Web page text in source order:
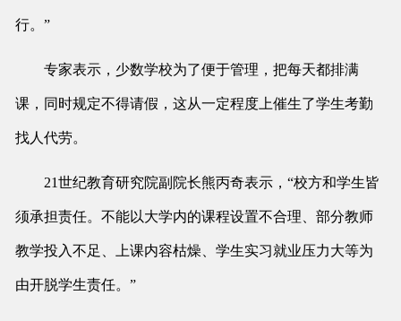
行。”
专家表示，少数学校为了便于管理，把每天都排满
课，同时规定不得请假，这从一定程度上催生了学生考勤
找人代劳。
21世纪教育研究院副院长熊丙奇表示，“校方和学生皆
须承担责任。不能以大学内的课程设置不合理、部分教师
教学投入不足、上课内容枯燥、学生实习就业压力大等为
由开脱学生责任。”